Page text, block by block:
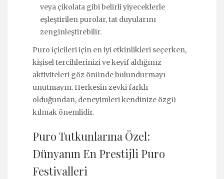
veya çikolata gibi belirli yiyeceklerle
eşleştirilen purolar, tat duyularını
zenginleştirebilir.
Puro içicileri için en iyi etkinlikleri seçerken,
kişisel tercihlerinizi ve keyif aldığınız
aktiviteleri göz önünde bulundurmayı
unutmayın. Herkesin zevki farklı
olduğundan, deneyimleri kendinize özgü
kılmak önemlidir.
Puro Tutkunlarına Özel:
Dünyanın En Prestijli Puro
Festivalleri